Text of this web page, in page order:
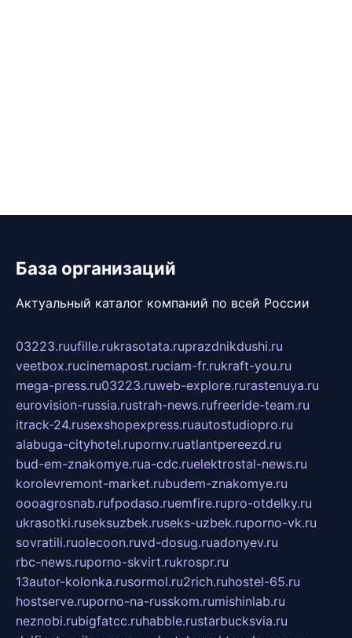
База организаций
Актуальный каталог компаний по всей России
03223.ruufille.rukrasotata.ruprazdnikdushi.ru
veetbox.rucinemapost.ruciam-fr.rukraft-you.ru
mega-press.ru03223.ruweb-explore.rurastenuya.ru
eurovision-russia.rustrah-news.rufreeride-team.ru
itrack-24.rusexshopexpress.ruautostudiopro.ru
alabuga-cityhotel.rupornv.ruatlantpereezd.ru
bud-em-znakomye.rua-cdc.ruelektrostal-news.ru
korolevremont-market.rubudem-znakomye.ru
oooagrosnab.rufpodaso.ruemfire.rupro-otdelky.ru
ukrasotki.ruseksuzbek.ruseks-uzbek.ruporno-vk.ru
sovratili.ruolecoon.ruvd-dosug.ruadonyev.ru
rbc-news.ruporno-skvirt.rukrospr.ru
13autor-kolonka.rusormol.ru2rich.ruhostel-65.ru
hostserve.ruporno-na-russkom.rumishinlab.ru
neznobi.rubigfatcc.ruhabble.rustarbucksvia.ru